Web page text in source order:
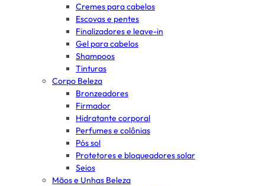
Cremes para cabelos
Escovas e pentes
Finalizadores e leave-in
Gel para cabelos
Shampoos
Tinturas
Corpo Beleza
Bronzeadores
Firmador
Hidratante corporal
Perfumes e colônias
Pós sol
Protetores e bloqueadores solar
Seios
Mãos e Unhas Beleza